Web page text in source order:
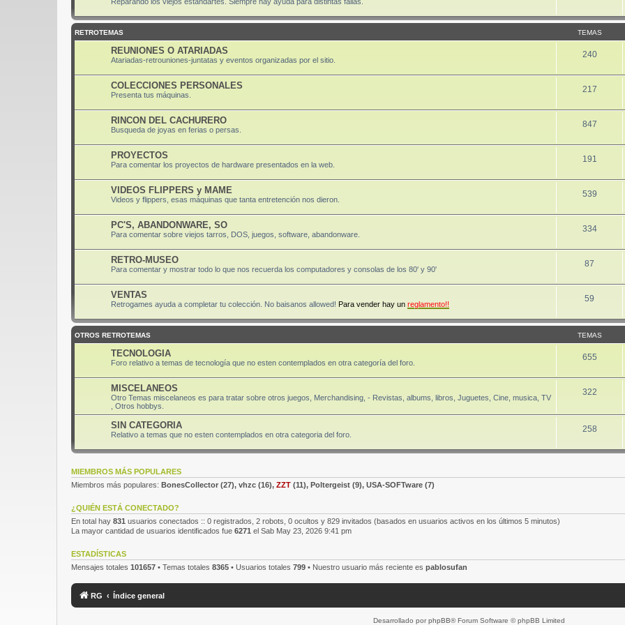
RETROTEMAS TEMAS
REUNIONES O ATARIADAS
Atariadas-retrouniones-juntatas y eventos organizadas por el sitio.
240
COLECCIONES PERSONALES
Presenta tus máquinas.
217
RINCON DEL CACHURERO
Busqueda de joyas en ferias o persas.
847
PROYECTOS
Para comentar los proyectos de hardware presentados en la web.
191
VIDEOS FLIPPERS y MAME
Videos y flippers, esas máquinas que tanta entretención nos dieron.
539
PC'S, ABANDONWARE, SO
Para comentar sobre viejos tarros, DOS, juegos, software, abandonware.
334
RETRO-MUSEO
Para comentar y mostrar todo lo que nos recuerda los computadores y consolas de los 80' y 90'
87
VENTAS
Retrogames ayuda a completar tu colección. No baisanos allowed! Para vender hay un reglamento!!
59
OTROS RETROTEMAS TEMAS
TECNOLOGIA
Foro relativo a temas de tecnología que no esten contemplados en otra categoría del foro.
655
MISCELANEOS
Otro Temas miscelaneos es para tratar sobre otros juegos, Merchandising, - Revistas, albums, libros, Juguetes, Cine, musica, TV
, Otros hobbys.
322
SIN CATEGORIA
Relativo a temas que no esten contemplados en otra categoria del foro.
258
MIEMBROS MÁS POPULARES
Miembros más populares: BonesCollector (27), vhzc (16), ZZT (11), Poltergeist (9), USA-SOFTware (7)
¿QUIÉN ESTÁ CONECTADO?
En total hay 831 usuarios conectados :: 0 registrados, 2 robots, 0 ocultos y 829 invitados (basados en usuarios activos en los últimos 5 minutos)
La mayor cantidad de usuarios identificados fue 6271 el Sab May 23, 2026 9:41 pm
ESTADÍSTICAS
Mensajes totales 101657 • Temas totales 8365 • Usuarios totales 799 • Nuestro usuario más reciente es pablosufan
RG Índice general
Desarrollado por phpBB® Forum Software © phpBB Limited